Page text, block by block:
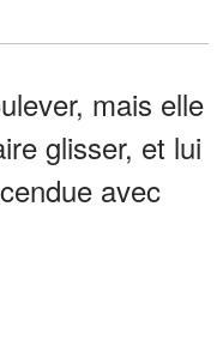
mais elle
glisser, et lui
avec